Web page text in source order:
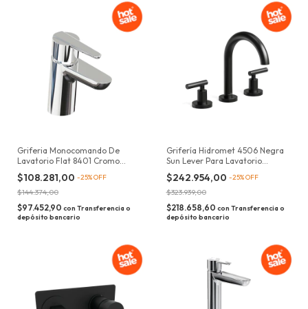
Griferia Monocomando De
Lavatorio Flat 8401 Cromo
Hidromet
$108.281,00 -25%OFF
$144.374,00
$97.452,90 con Transferencia o
depósito bancario
Grifería Hidromet 4506 Negra
Sun Lever Para Lavatorio
Mesada Acabado Mate Color
Negro
$242.954,00 -25%OFF
$323.939,00
$218.658,60 con Transferencia o
depósito bancario